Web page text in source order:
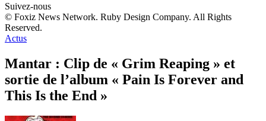
Suivez-nous
© Foxiz News Network. Ruby Design Company. All Rights
Reserved.
Actus
Mantar : Clip de « Grim Reaping » et
sortie de l’album « Pain Is Forever and
This Is the End »